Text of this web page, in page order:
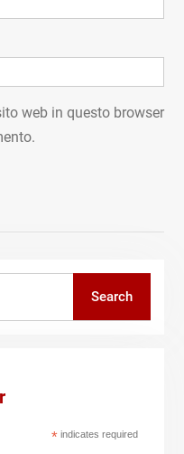
web in questo browser
Search
*indicates required